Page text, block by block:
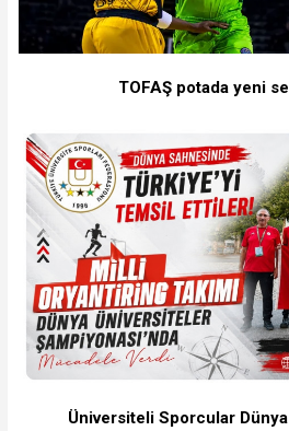
TOFAŞ potada yeni
Üniversiteli Sporcular